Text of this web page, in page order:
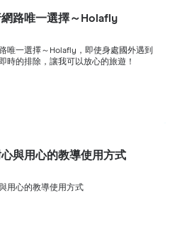
路唯一選擇～Holafly
唯一選擇～Holafly，即使身處國外遇到
時的排除，讓我可以放心的旅遊！
與用心的教導使用方式
用心的教導使用方式